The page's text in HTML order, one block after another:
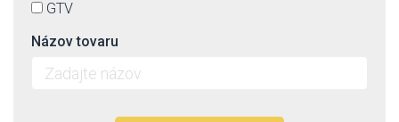
GTV
Názov tovaru